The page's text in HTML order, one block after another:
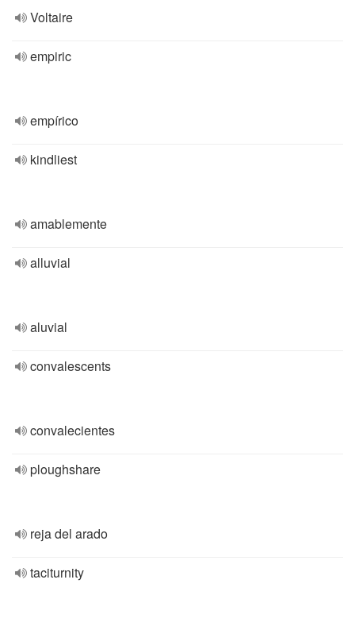
Voltaire
empiric
empírico
kindliest
amablemente
alluvial
aluvial
convalescents
convalecientes
ploughshare
reja del arado
taciturnity